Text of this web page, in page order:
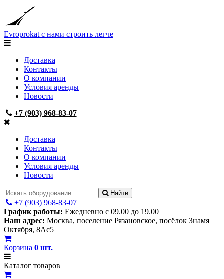
Evroprokat с нами строить легче
Доставка
Контакты
О компании
Условия аренды
Новости
+7 (903) 968-83-07
Доставка
Контакты
О компании
Условия аренды
Новости
Найти
+7 (903) 968-83-07
График работы: Ежедневно с 09.00 до 19.00
Наш адрес: Москва, поселение Рязановское, посёлок Знамя
Октября, 8Ас5
Корзина 0 шт.
Каталог товаров